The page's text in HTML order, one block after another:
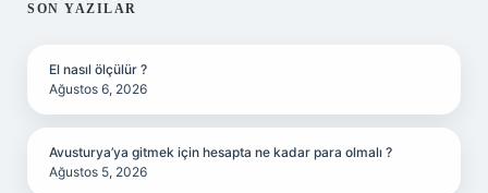
SIDEBAR
SON YAZILAR
El nasıl ölçülür ?
Ağustos 6, 2026
Avusturya’ya gitmek için hesapta ne kadar para olmalı ?
Ağustos 5, 2026